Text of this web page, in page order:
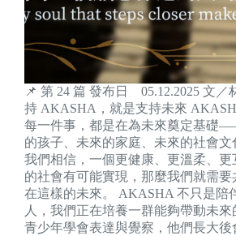
📌 第 24 篇 發布日 05.12.2025 文／
持 AKASHA，就是支持未來
每一件事，都是在為未來奠定基礎
的孩子、未來的家庭、未來的社會文
我們相信，一個更健康、更溫柔、更
的社會有可能實現，那麼我們就需要
在這樣的未來。 AKASHA 不只是陪
人，我們正在培養一群能夠帶動未來
青少年學會表達與覺察，他們長大後